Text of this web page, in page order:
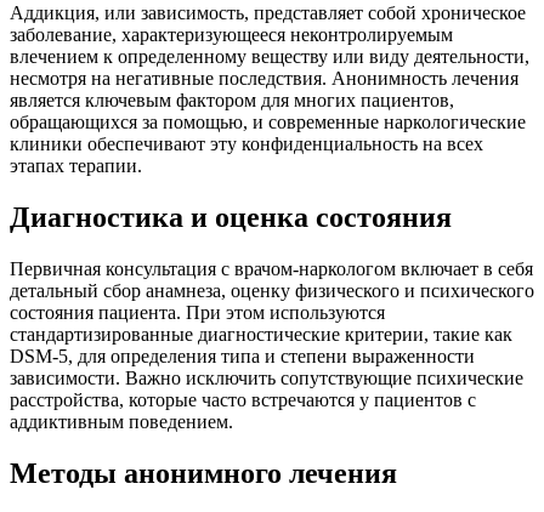
Аддикция, или зависимость, представляет собой хроническое
заболевание, характеризующееся неконтролируемым
влечением к определенному веществу или виду деятельности,
несмотря на негативные последствия. Анонимность лечения
является ключевым фактором для многих пациентов,
обращающихся за помощью, и современные наркологические
клиники обеспечивают эту конфиденциальность на всех
этапах терапии.
Диагностика и оценка состояния
Первичная консультация с врачом-наркологом включает в себя
детальный сбор анамнеза, оценку физического и психического
состояния пациента. При этом используются
стандартизированные диагностические критерии, такие как
DSM-5, для определения типа и степени выраженности
зависимости. Важно исключить сопутствующие психические
расстройства, которые часто встречаются у пациентов с
аддиктивным поведением.
Методы анонимного лечения